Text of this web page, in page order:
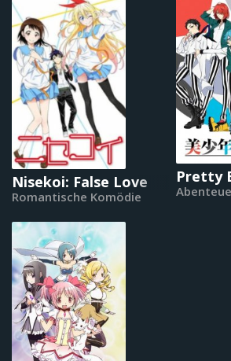
Nisekoi: False Love
Romantische Komödie
Pretty